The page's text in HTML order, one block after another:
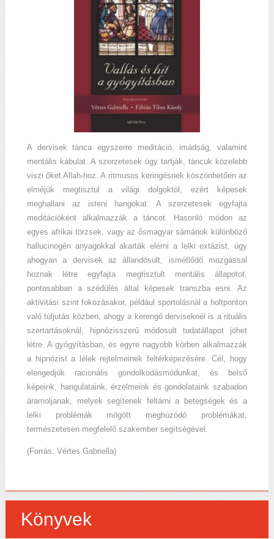
A dervisek tánca egyszerre meditáció, imádság, valamint
mentális kábulat. A szerzetesek úgy tartják, táncuk közelebb
viszi őket Allah-hoz. A ritmusos keringésnek köszönhetően az
elméjük megtisztul a világi dolgoktól, ezért képesek
meghallani az isteni hangokat. A szerzetesek egyfajta
meditációként alkalmazzák a táncot. Hasonló módon az
egyes afrikai törzsek, vagy az ősmagyar sámánok különböző
hallucinogén anyagokkal akarták elérni a lelki extázist, úgy
ahogyan a dervisek az állandósult, ismétlődő mozgással
hoznak létre egyfajta megtisztult mentális állapotot,
pontosabban a szédülés által képesek transzba esni. Az
aktivitási szint fokozásakor, például sportolásnál a holtponton
való túljutás közben, ahogy a kerengő derviseknél is a rituális
szertartásoknál, hipnózisszerű módosult tudatállapot jöhet
létre. A gyógyításban, és egyre nagyobb körben alkalmazzák
a hipnózist a lélek rejtelmeinek feltérképezésére. Cél, hogy
elengedjük racionális gondolkodásmódunkat, és belső
képeink, hangulataink, érzelmeink és gondolataink szabadon
áramoljanak, melyek segítenek feltárni a betegségek és a
lelki problémák mögött meghúzódó problémákat,
természetesen megfelelő szakember segítségével.
(Forrás: Vértes Gabriella)
Könyvek